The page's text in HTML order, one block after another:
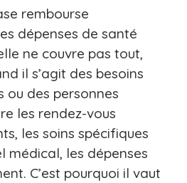
rembourse
dépenses de santé
ne couvre pas tout,
il s’agit des besoins
ou des personnes
les rendez-vous
les soins spécifiques
médical, les dépenses
C’est pourquoi il vaut